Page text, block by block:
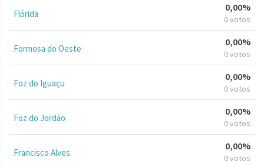
Flórida
0,00%
0 votos
Formosa do Oeste
0,00%
0 votos
Foz do Iguaçu
0,00%
0 votos
Foz do Jordão
0,00%
0 votos
Francisco Alves
0,00%
0 votos